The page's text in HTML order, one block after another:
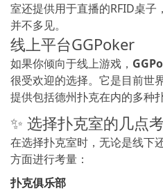
室还提供用于直播的RFID桌子
并不多见。
线上平台GGPoker
如果你倾向于线上游戏，
很受欢迎的选择。它是目前世
提供包括德州扑克在内的多种
✨ 选择扑克室的几点
在选择扑克室时，无论是线下
方面进行考量：
扑克俱乐部